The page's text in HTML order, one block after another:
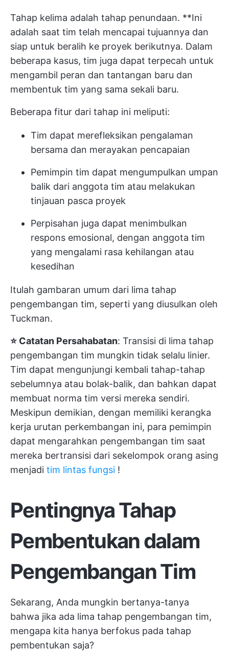
Tahap kelima adalah tahap penundaan. **Ini
adalah saat tim telah mencapai tujuannya dan
siap untuk beralih ke proyek berikutnya. Dalam
beberapa kasus, tim juga dapat terpecah untuk
mengambil peran dan tantangan baru dan
membentuk tim yang sama sekali baru.
Beberapa fitur dari tahap ini meliputi:
Tim dapat merefleksikan pengalaman
bersama dan merayakan pencapaian
Pemimpin tim dapat mengumpulkan umpan
balik dari anggota tim atau melakukan
tinjauan pasca proyek
Perpisahan juga dapat menimbulkan
respons emosional, dengan anggota tim
yang mengalami rasa kehilangan atau
kesedihan
Itulah gambaran umum dari lima tahap
pengembangan tim, seperti yang diusulkan oleh
Tuckman.
⭐️ Catatan Persahabatan: Transisi di lima tahap
pengembangan tim mungkin tidak selalu linier.
Tim dapat mengunjungi kembali tahap-tahap
sebelumnya atau bolak-balik, dan bahkan dapat
membuat norma tim versi mereka sendiri.
Meskipun demikian, dengan memiliki kerangka
kerja urutan perkembangan ini, para pemimpin
dapat mengarahkan pengembangan tim saat
mereka bertransisi dari sekelompok orang asing
menjadi tim lintas fungsi !
Pentingnya Tahap
Pembentukan dalam
Pengembangan Tim
Sekarang, Anda mungkin bertanya-tanya
bahwa jika ada lima tahap pengembangan tim,
mengapa kita hanya berfokus pada tahap
pembentukan saja?